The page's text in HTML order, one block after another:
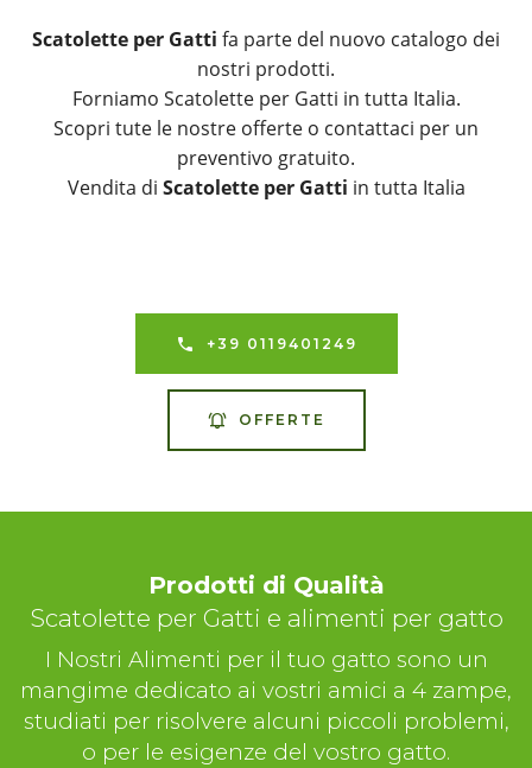
Scatolette per Gatti fa parte del nuovo catalogo dei
nostri prodotti.
Forniamo Scatolette per Gatti in tutta Italia.
Scopri tute le nostre offerte o contattaci per un
preventivo gratuito.
Vendita di Scatolette per Gatti in tutta Italia
+39 0119401249
OFFERTE
Prodotti di Qualità
Scatolette per Gatti e alimenti per gatto
I Nostri Alimenti per il tuo gatto sono un
mangime dedicato ai vostri amici a 4 zampe,
studiati per risolvere alcuni piccoli problemi,
o per le esigenze del vostro gatto.